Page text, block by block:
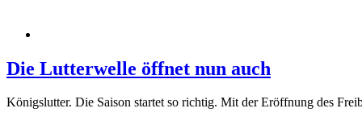
Die Lutterwelle öffnet nun auch
Königslutter. Die Saison startet so richtig. Mit der Eröffnung des